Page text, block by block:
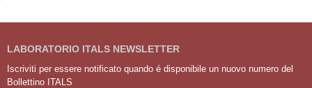
LABORATORIO ITALS NEWSLETTER
Iscriviti per essere notificato quando é disponibile un nuovo numero del
Bollettino ITALS